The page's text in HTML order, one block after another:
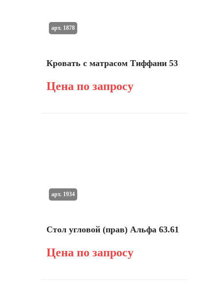
Кровать с матрасом Тиффани 53
Цена по запросу
арт. 1878
Стол угловой (прав) Альфа 63.61
Цена по запросу
арт. 1934